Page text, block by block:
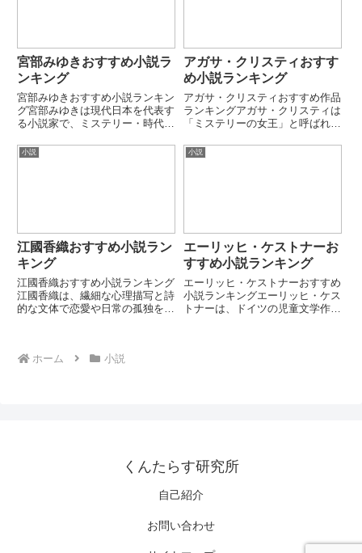
宮部みゆきおすすめ小説ラ
ンキング
宮部みゆきおすすめ小説ランキン
グ宮部みゆきは現代日本を代表す
る小説家で、ミステリー・時代小
ンルで高い評価を受けています。
アガサ・クリスティおすす
め小説ランキング
アガサ・クリスティおすすめ作品
ランキングアガサ・クリスティは
「ミステリーの女王」と呼ばれ、
の一人です。エルキュール・ポア
小説
江國香織おすすめ小説ラン
キング
江國香織おすすめ小説ランキング
江國香織は、繊細な心理描写と詩
的な文体で恋愛や日常の孤独を描
く作風が特徴です。本ランキング
小説
エーリッヒ・ケストナーお
すすめ小説ランキング
エーリッヒ・ケストナーおすすめ
小説ランキングエーリッヒ・ケス
トナーは、ドイツの児童文学作家
ホーム 小説
くんたらす研究所
自己紹介
お問い合わせ